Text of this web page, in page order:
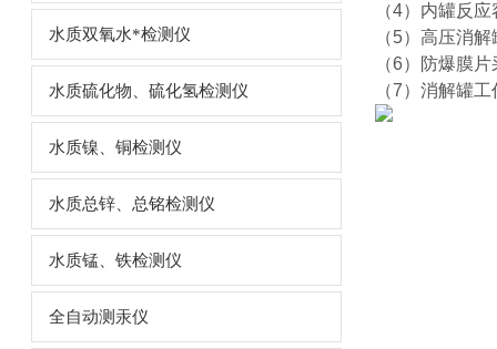
水质双氧水*检测仪
水质硫化物、硫化氢检测仪
水质镍、铜检测仪
水质总锌、总铭检测仪
水质锰、铁检测仪
全自动测汞仪
（4）内罐反
（5）高压消
（6）防爆膜
（7）消解罐